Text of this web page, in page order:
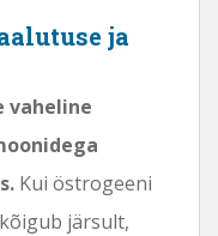
ja
vaheline
Kui östrogeeni
järsult,